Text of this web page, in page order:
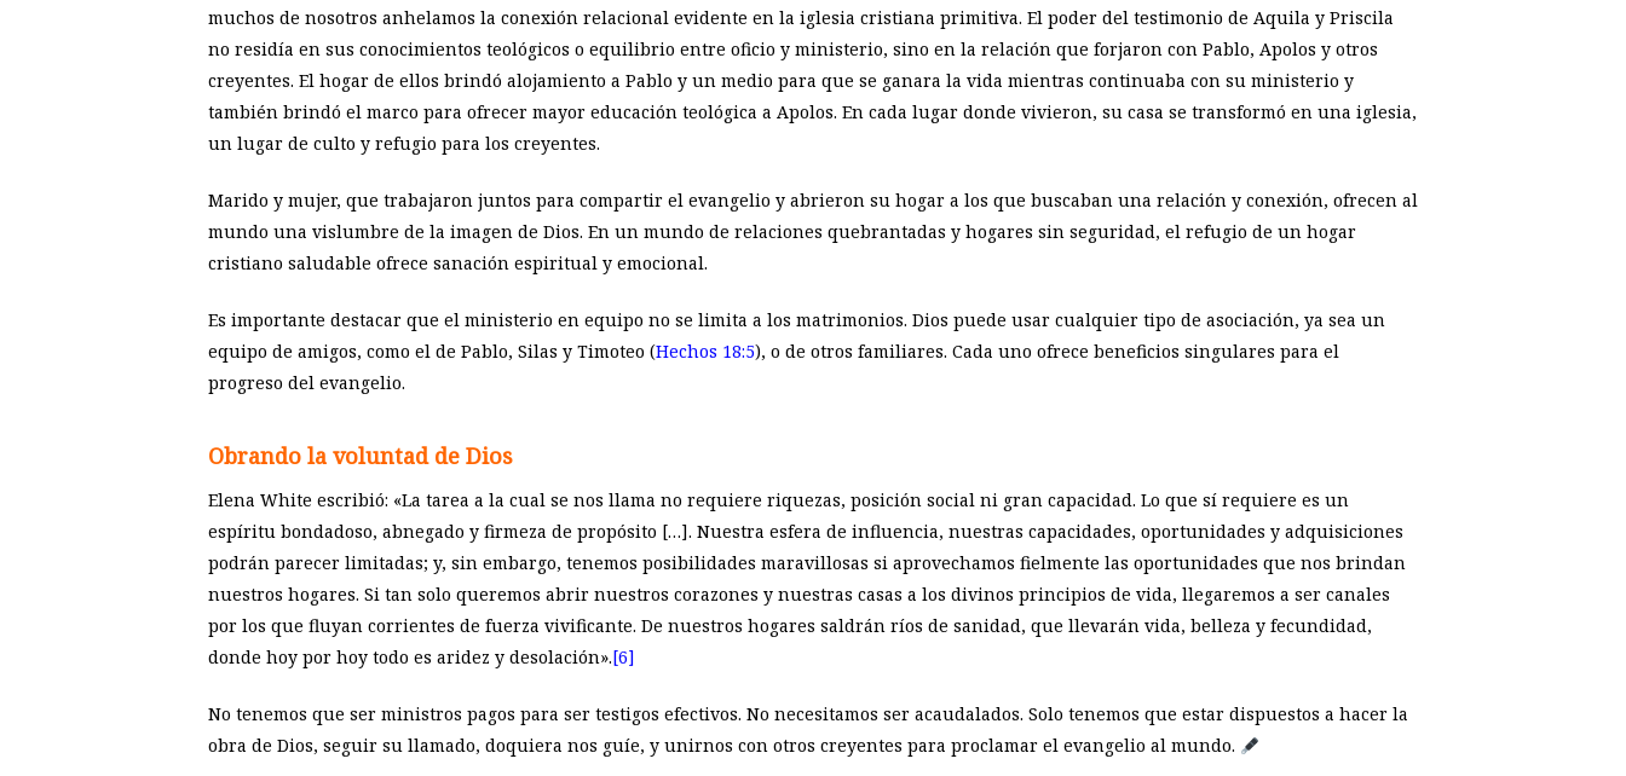
muchos de nosotros anhelamos la conexión relacional evidente en la iglesia cristiana primitiva. El poder del testimonio de Aquila y Priscila
no residía en sus conocimientos teológicos o equilibrio entre oficio y ministerio, sino en la relación que forjaron con Pablo, Apolos y otros
creyentes. El hogar de ellos brindó alojamiento a Pablo y un medio para que se ganara la vida mientras continuaba con su ministerio y
también brindó el marco para ofrecer mayor educación teológica a Apolos. En cada lugar donde vivieron, su casa se transformó en una iglesia,
un lugar de culto y refugio para los creyentes.
Marido y mujer, que trabajaron juntos para compartir el evangelio y abrieron su hogar a los que buscaban una relación y conexión, ofrecen al
mundo una vislumbre de la imagen de Dios. En un mundo de relaciones quebrantadas y hogares sin seguridad, el refugio de un hogar
cristiano saludable ofrece sanación espiritual y emocional.
Es importante destacar que el ministerio en equipo no se limita a los matrimonios. Dios puede usar cualquier tipo de asociación, ya sea un
equipo de amigos, como el de Pablo, Silas y Timoteo (Hechos 18:5), o de otros familiares. Cada uno ofrece beneficios singulares para el
progreso del evangelio.
Obrando la voluntad de Dios
Elena White escribió: «La tarea a la cual se nos llama no requiere riquezas, posición social ni gran capacidad. Lo que sí requiere es un
espíritu bondadoso, abnegado y firmeza de propósito […]. Nuestra esfera de influencia, nuestras capacidades, oportunidades y adquisiciones
podrán parecer limitadas; y, sin embargo, tenemos posibilidades maravillosas si aprovechamos fielmente las oportunidades que nos brindan
nuestros hogares. Si tan solo queremos abrir nuestros corazones y nuestras casas a los divinos principios de vida, llegaremos a ser canales
por los que fluyan corrientes de fuerza vivificante. De nuestros hogares saldrán ríos de sanidad, que llevarán vida, belleza y fecundidad,
donde hoy por hoy todo es aridez y desolación».[6]
No tenemos que ser ministros pagos para ser testigos efectivos. No necesitamos ser acaudalados. Solo tenemos que estar dispuestos a hacer la
obra de Dios, seguir su llamado, doquiera nos guíe, y unirnos con otros creyentes para proclamar el evangelio al mundo.